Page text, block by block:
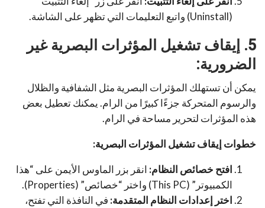
(Uninstall) واتبع التعليمات التي تظهر على الشاشة.
5. إيقاف تشغيل المؤثرات البصرية غير
الضرورية:
يمكن أن تستهلك المؤثرات البصرية مثل الشفافية والظلال
والرسوم المتحركة جزءًا كبيرًا من الرام. يمكنك تعطيل بعض
هذه المؤثرات لتحرير مساحة في الرام.
خطوات إيقاف تشغيل المؤثرات البصرية:
افتح خصائص النظام: انقر بزر الماوس الأيمن على “هذا
الكمبيوتر” (This PC) واختر “خصائص” (Properties).
اختر إعدادات النظام المتقدمة: في النافذة التي تفتح،